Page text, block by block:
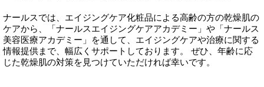
ナールスでは、エイジングケア化粧品による高齢の方の乾燥肌の
ケアから、「ナールスエイジングケアアカデミー」や「ナールス
美容医療アカデミー」を通して、エイジングケアや治療に関する
情報提供まで、幅広くサポートしております。 ぜひ、年齢に応
じた乾燥肌の対策を見つけていただければ幸いです。